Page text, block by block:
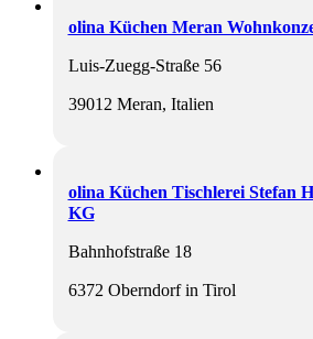
olina Küchen Meran
Luis-Zuegg-Straße 56
39012 Meran, Italien
olina Küchen Tischlerei Stefan
KG
Bahnhofstraße 18
6372 Oberndorf in Tirol